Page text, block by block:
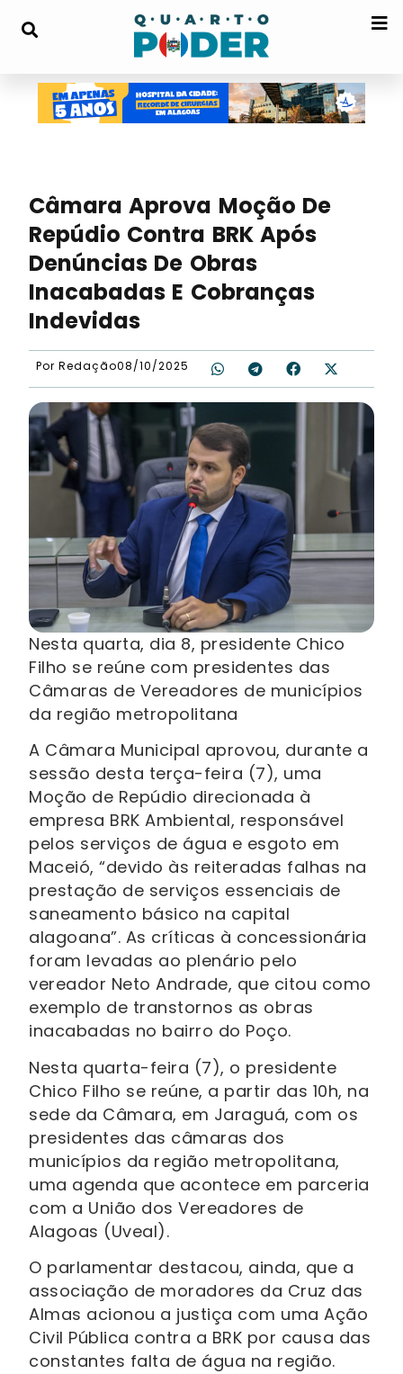
Câmara Aprova Moção De
Repúdio Contra BRK Após
Denúncias De Obras
Inacabadas E Cobranças
Indevidas
Por Redação08/10/2025
Nesta quarta, dia 8, presidente Chico
Filho se reúne com presidentes das
Câmaras de Vereadores de municípios
da região metropolitana
A Câmara Municipal aprovou, durante a
sessão desta terça-feira (7), uma
Moção de Repúdio direcionada à
empresa BRK Ambiental, responsável
pelos serviços de água e esgoto em
Maceió, “devido às reiteradas falhas na
prestação de serviços essenciais de
saneamento básico na capital
alagoana”. As críticas à concessionária
foram levadas ao plenário pelo
vereador Neto Andrade, que citou como
exemplo de transtornos as obras
inacabadas no bairro do Poço.
Nesta quarta-feira (7), o presidente
Chico Filho se reúne, a partir das 10h, na
sede da Câmara, em Jaraguá, com os
presidentes das câmaras dos
municípios da região metropolitana,
uma agenda que acontece em parceria
com a União dos Vereadores de
Alagoas (Uveal).
O parlamentar destacou, ainda, que a
associação de moradores da Cruz das
Almas acionou a justiça com uma Ação
Civil Pública contra a BRK por causa das
constantes falta de água na região.